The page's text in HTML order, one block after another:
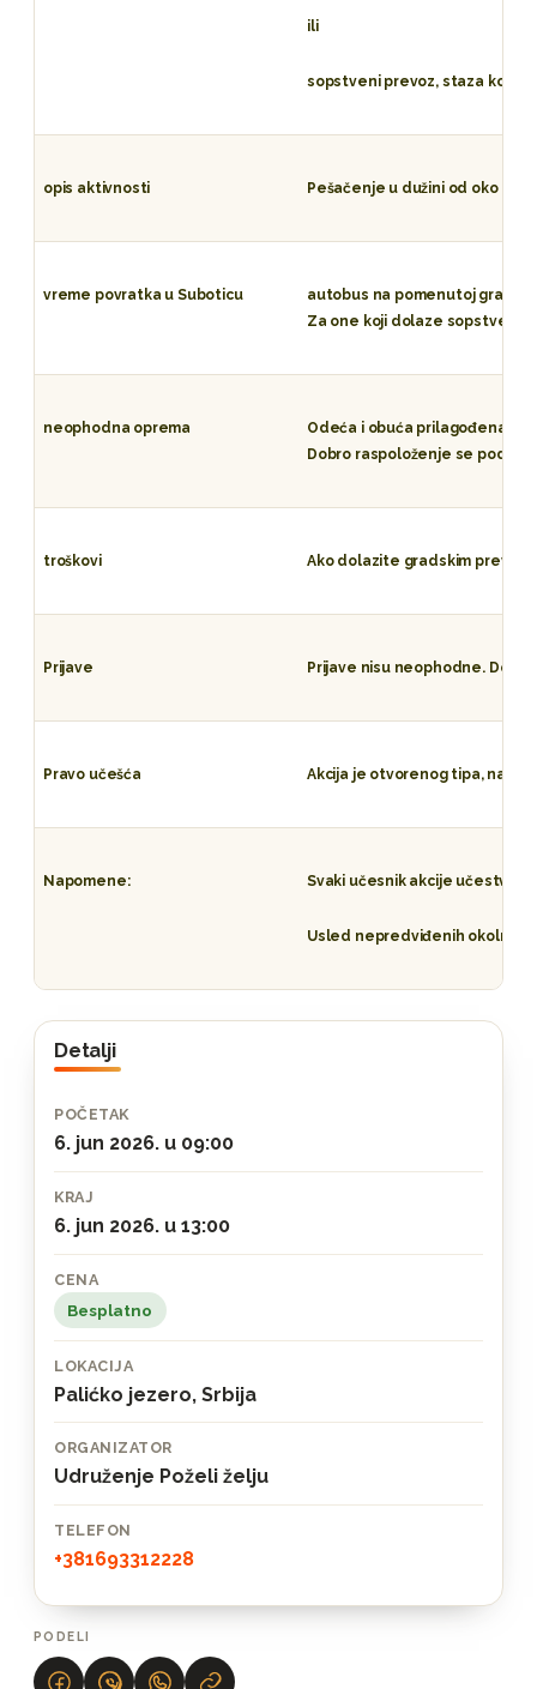
ili
sopstveni prevoz, staza kojom
opis aktivnosti Pešačenje u dužini od oko 13
vreme povratka u Suboticu
autobus na pomenutoj
Za one koji dolaze
neophodna oprema
Odeća i obuća prilagođena
Dobro raspoloženje se
troškovi Ako dolazite gradskim
Prijave Prijave nisu neophodne.
Pravo učešća Akcija je otvorenog tipa, na
Napomene: Svaki učesnik akcije
Usled nepredviđenih okolnosti
Detalji
POČETAK
6. jun 2026. u 09:00
KRAJ
6. jun 2026. u 13:00
CENA
Besplatno
LOKACIJA
Palićko jezero, Srbija
ORGANIZATOR
Udruženje Poželi želju
TELEFON
+381693312228
PODELI